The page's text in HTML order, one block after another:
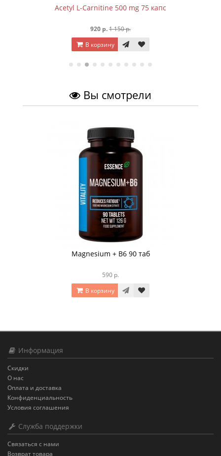
Acetyl L-Carnitine 500 mg 75 капc
920 р.1 150 р.
В корзину
Вы смотрели
Magnesium + B6 90 таб
590 р.
В корзину
Информация
Скидки
О нас
Оплата и доставка
Конфиденциальность
Условия соглашения
Служба поддержки
Связаться с нами
Возврат товара